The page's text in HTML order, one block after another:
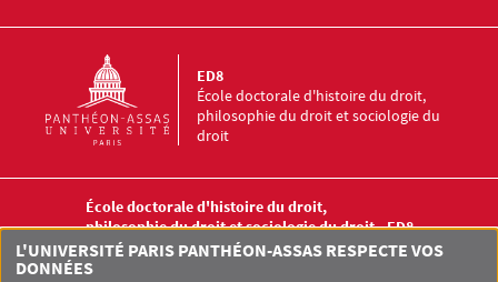
École doctorale d'histoire du droit,
philosophie du droit et sociologie du
droit
ED8
École doctorale d'histoire du droit,
philosophie du droit et sociologie du droit - ED8
12 place du Panthéon
75005 PARIS
L'UNIVERSITÉ PARIS PANTHÉON-ASSAS RESPECTE VOS
DONNÉES